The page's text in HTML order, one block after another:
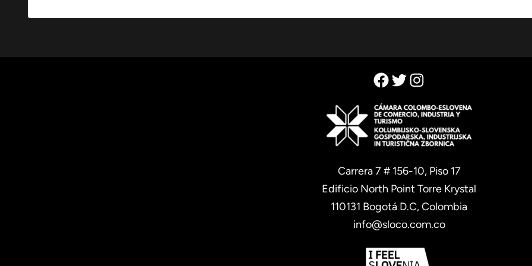
Facebook
TwitterInstagram
Carrera 7 # 156-10, Piso 17
Edificio North Point Torre Krystal
110131 Bogotá D.C, Colombia
info@sloco.com.co